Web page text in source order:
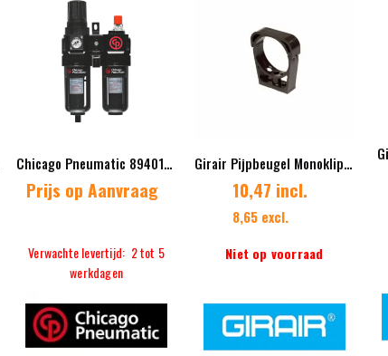
Chicago Pneumatic 8940171927 Composiet Luchtbehandelingsset – 1/4″
Prijs op Aanvraag
Verwachte levertijd: 2 tot 5
werkdagen
Girair Pijpbeugel Monoklip – M8 binnendraad
10,47 incl.
8,65 excl.
Niet op voorraad